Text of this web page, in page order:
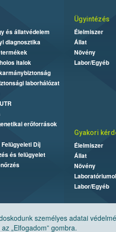
személyes adatai
„Elfogadom” gombra.
és állatvédelem
diagnosztika
italok
laborhálózat
erőforrások
Díj
és felügyelet
Ügyintézés
Élelmiszer
Állat
Növény
Labor/Egyéb
Gyakori
Élelmiszer
Állat
Növény
Labor/Egyéb